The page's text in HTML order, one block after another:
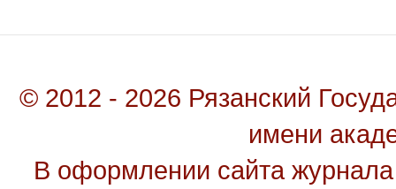
© 2012 - 2026 Рязанский
имени
В оформлении сайта